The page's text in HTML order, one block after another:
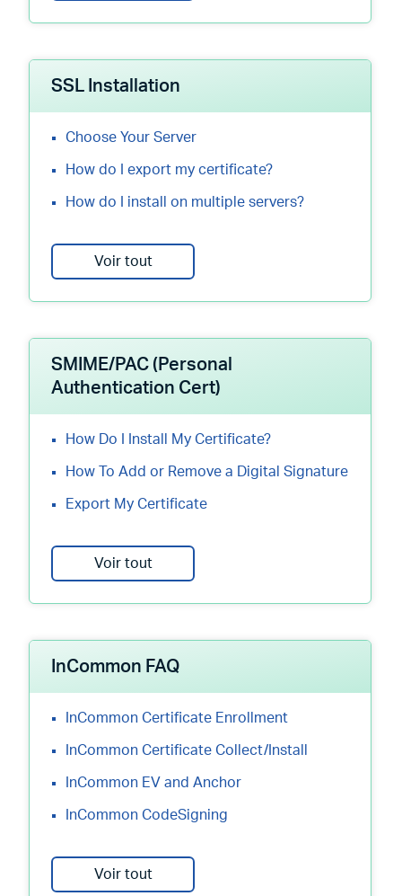
SSL Installation
Choose Your Server
How do I export my certificate?
How do I install on multiple servers?
Voir tout
SMIME/PAC (Personal
Authentication Cert)
How Do I Install My Certificate?
How To Add or Remove a Digital Signature
Export My Certificate
Voir tout
InCommon FAQ
InCommon Certificate Enrollment
InCommon Certificate Collect/Install
InCommon EV and Anchor
InCommon CodeSigning
Voir tout